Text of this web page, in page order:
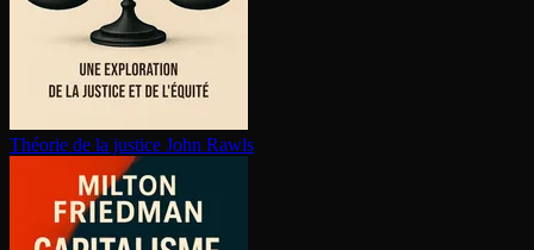
Théorie de la justice John Rawls